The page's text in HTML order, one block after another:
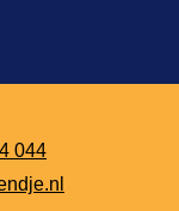
044